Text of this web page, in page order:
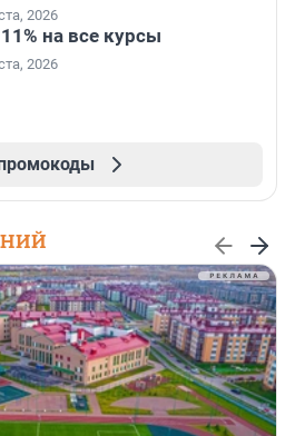
2026
на все курсы
2026